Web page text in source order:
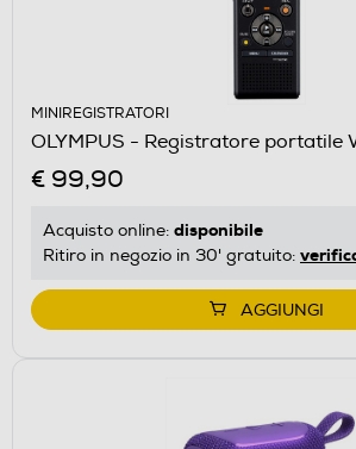
MINIREGISTRATORI
OLYMPUS - Registratore portatile
€ 99,90
Acquisto online: disponibile
Ritiro in negozio in 30' gratuito:
AGGIUNGI